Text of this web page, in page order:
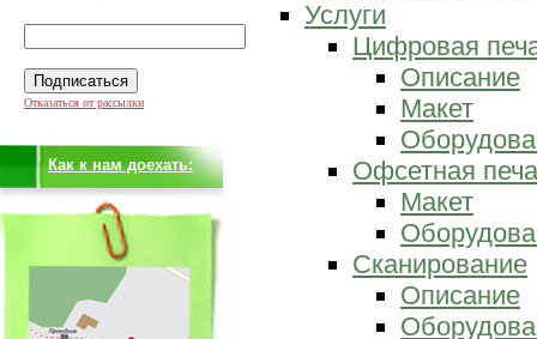
Отказаться от рассылки
Как к нам доехать:
Услуги
Цифровая
Описание
Макет
Офсетная
Макет
Сканирование
Описание